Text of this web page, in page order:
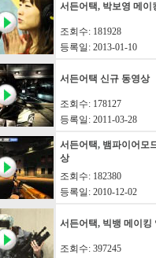
서든어택, 박보영 메이
조회수: 181928
등록일: 2013-01-10
서든어택 신규 동영상
조회수: 178127
등록일: 2011-03-28
서든어택, 뱀파이어모
상
조회수: 182380
등록일: 2010-12-02
서든어택, 빅뱅 메이킹
조회수: 397245